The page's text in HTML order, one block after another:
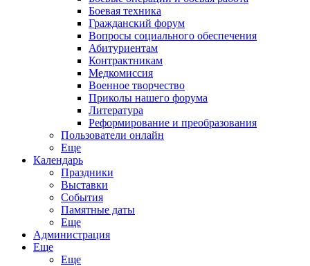
Боевая техника
Гражданский форум
Вопросы социального обеспечения
Абитуриентам
Контрактникам
Медкомиссия
Военное творчество
Приколы нашего форума
Литература
Реформирование и преобразования
Пользователи онлайн
Еще
Календарь
Праздники
Выставки
События
Памятные даты
Еще
Администрация
Еще
Еще